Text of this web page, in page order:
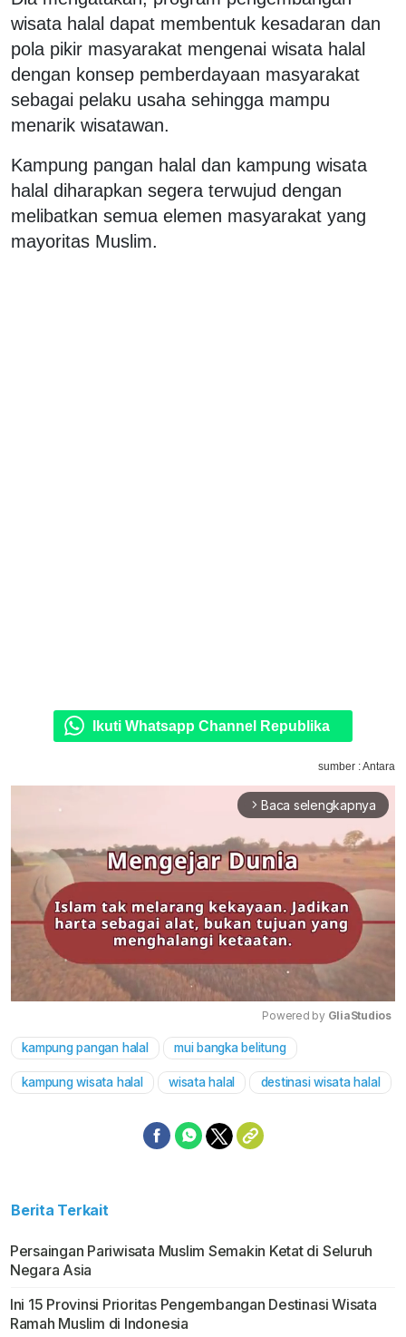
wisata halal dapat membentuk kesadaran dan
pola pikir masyarakat mengenai wisata halal
dengan konsep pemberdayaan masyarakat
sebagai pelaku usaha sehingga mampu
menarik wisatawan.
Kampung pangan halal dan kampung wisata
halal diharapkan segera terwujud dengan
melibatkan semua elemen masyarakat yang
mayoritas Muslim.
Ikuti Whatsapp Channel Republika
sumber : Antara
arrow_forward_ios Baca selengkapnya
Powered by GliaStudios
kampung pangan halal mui bangka belitung
kampung wisata halal wisata halal destinasi wisata halal
Berita Terkait
Persaingan Pariwisata Muslim Semakin Ketat di Seluruh
Negara Asia
Ini 15 Provinsi Prioritas Pengembangan Destinasi Wisata
Ramah Muslim di Indonesia